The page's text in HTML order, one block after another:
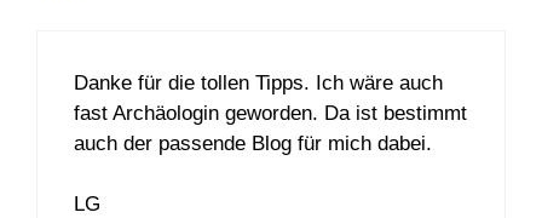
Danke für die tollen Tipps. Ich wäre auch
fast Archäologin geworden. Da ist bestimmt
auch der passende Blog für mich dabei.
LG